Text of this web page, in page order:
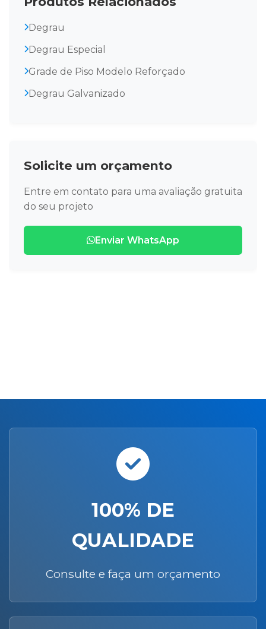
Degrau
Degrau Especial
Grade de Piso Modelo Reforçado
Degrau Galvanizado
Solicite um orçamento
Entre em contato para uma avaliação gratuita
do seu projeto
Enviar WhatsApp
100% DE
QUALIDADE
Consulte e faça um orçamento